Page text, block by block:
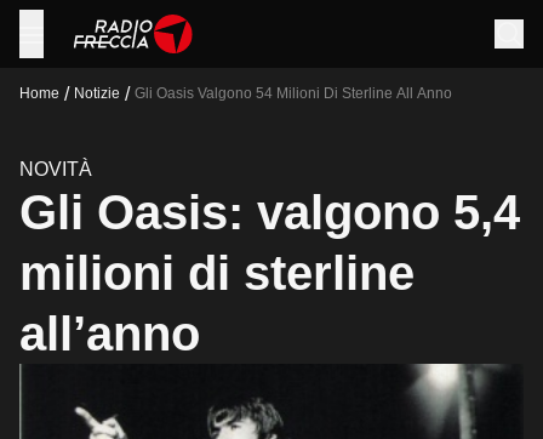
Home / Notizie / Gli Oasis Valgono 54 Milioni Di Sterline All Anno
NOVITÀ
Gli Oasis: valgono 5,4
milioni di sterline
all’anno